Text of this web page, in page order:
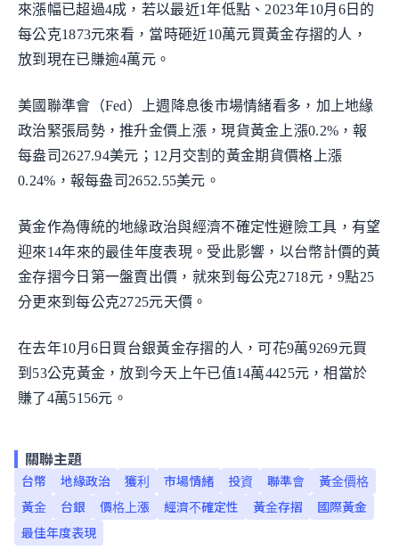
來漲幅已超過4成，若以最近1年低點、2023年10月6日的
每公克1873元來看，當時砸近10萬元買黃金存摺的人，
放到現在已賺逾4萬元。
美國聯準會（Fed）上週降息後市場情緒看多，加上地緣
政治緊張局勢，推升金價上漲，現貨黃金上漲0.2%，報
每盎司2627.94美元；12月交割的黃金期貨價格上漲
0.24%，報每盎司2652.55美元。
黃金作為傳統的地緣政治與經濟不確定性避險工具，有望
迎來14年來的最佳年度表現。受此影響，以台幣計價的黃
金存摺今日第一盤賣出價，就來到每公克2718元，9點25
分更來到每公克2725元天價。
在去年10月6日買台銀黃金存摺的人，可花9萬9269元買
到53公克黃金，放到今天上午已值14萬4425元，相當於
賺了4萬5156元。
關聯主題
台幣 地緣政治 獲利 市場情緒 投資 聯準會
黃金價格
黃金
台銀 價格上漲 經濟不確定性 黃金存摺
國際黃金
最佳年度表現